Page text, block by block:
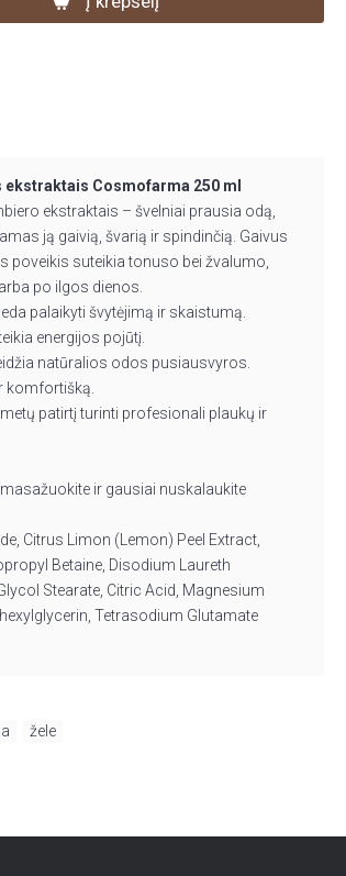
Cosmofarma 250 ml
ekstraktais – švelniai prausia odą,
ją gaivią, švarią ir spindinčią. Gaivus
poveikis suteikia tonuso bei žvalumo,
po ilgos dienos.
palaikyti švytėjimą ir skaistumą.
energijos pojūtį.
natūralios odos pusiausvyros.
komfortišką.
patirtį turinti profesionali plaukų ir
ir gausiai nuskalaukite
Citrus Limon (Lemon) Peel Extract,
Betaine, Disodium Laureth
Stearate, Citric Acid, Magnesium
Tetrasodium Glutamate
žele